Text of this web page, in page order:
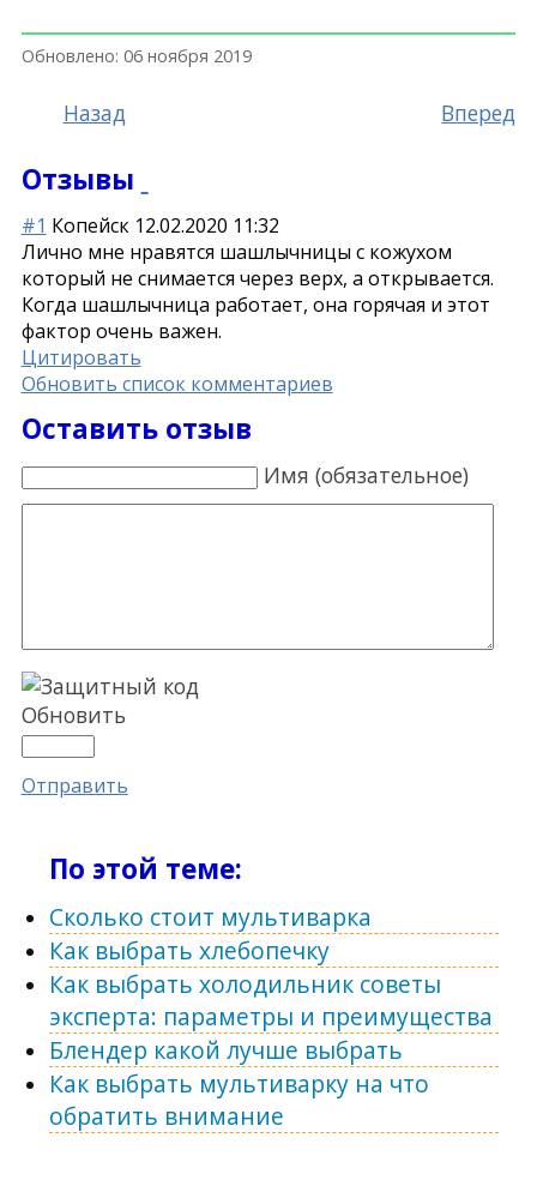
Обновлено: 06 ноября 2019
Назад Вперед
Отзывы
#1 Копейск 12.02.2020 11:32
Лично мне нравятся шашлычницы с кожухом
который не снимается через верх, а открывается.
Когда шашлычница работает, она горячая и этот
фактор очень важен.
Цитировать
Обновить список комментариев
Оставить отзыв
Имя (обязательное)
Обновить
Отправить
По этой теме:
Сколько стоит мультиварка
Как выбрать хлебопечку
Как выбрать холодильник советы
эксперта: параметры и преимущества
Блендер какой лучше выбрать
Как выбрать мультиварку на что
обратить внимание